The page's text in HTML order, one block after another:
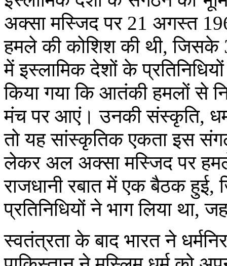
अक्सा मस्जिद पर 21 अगस्त
हमले की कोशिश की थी, जिसके 3
में इस्लामिक देशों के
किया गया कि आतंकी हमलों से
मंच पर आएं। उनकी संस्कृति,
तो यह सांस्कृतिक एकता इस
लेकर अल अक्सा मस्जिद पर हमले
राजधानी रबात में एक बैठक
प्रतिनिधियों ने भाग लिया था,
स्वतंत्रता के बाद भारत ने